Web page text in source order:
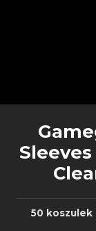
Sleeves
50 koszulek